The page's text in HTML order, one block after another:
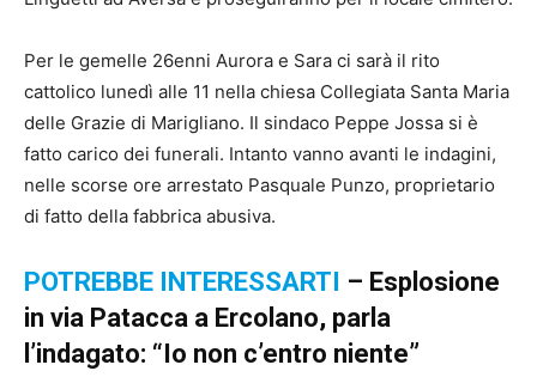
Per le gemelle 26enni Aurora e Sara ci sarà il rito
cattolico lunedì alle 11 nella chiesa Collegiata Santa Maria
delle Grazie di Marigliano. Il sindaco Peppe Jossa si è
fatto carico dei funerali. Intanto vanno avanti le indagini,
nelle scorse ore arrestato Pasquale Punzo, proprietario
di fatto della fabbrica abusiva.
POTREBBE INTERESSARTI – Esplosione
in via Patacca a Ercolano, parla
l’indagato: “Io non c’entro niente”